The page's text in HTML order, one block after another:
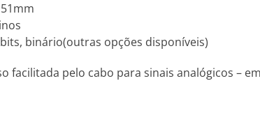
bits, binário(outras opções disponíveis)
facilitada pelo cabo para sinais analógicos –